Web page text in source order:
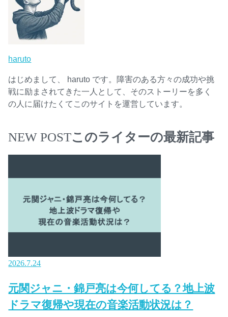
haruto
はじめまして、 haruto です。障害のある方々の成功や挑
戦に励まされてきた一人として、そのストーリーを多く
の人に届けたくてこのサイトを運営しています。
NEW POSTこのライターの最新記事
2026.7.24
元関ジャニ・錦戸亮は今何してる？地上波
ドラマ復帰や現在の音楽活動状況は？